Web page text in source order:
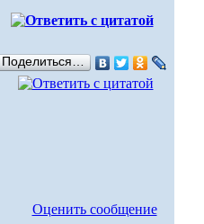
Поделиться…
Оценить сообщение